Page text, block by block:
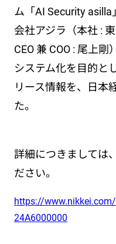
ム「AI Security
会社アジラ（本社 :
CEO 兼 COO : 尾上
システム化を目的と
リース情報を、日本
た。
詳細につきましては
ださい。
https://
24A6000000